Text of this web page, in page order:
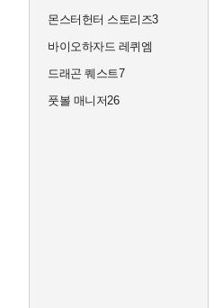
몬스터헌터 스토리즈3
바이오하자드 레퀴엠
드래곤 퀘스트7
풋볼 매니저26